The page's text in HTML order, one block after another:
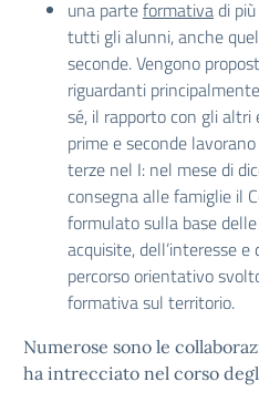
una parteformativadi
tutti gli alunni, anche
seconde. Vengono
riguardanti
sé, il rapporto con gli altri
prime e seconde
terze nel I: nel mese di
consegna alle famiglie il
formulato sulla base
acquisite, dell’interesse
percorso orientativo
formativa sul territorio.
Numerose sono le
ha intrecciato nel corso